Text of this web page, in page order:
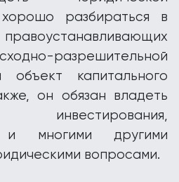
разбираться в
разрешительной
объект капитального
он обязан владеть
и многими другими
вопросами.